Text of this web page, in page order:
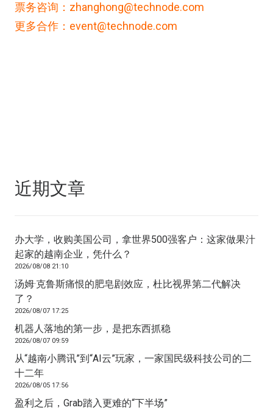
票务咨询：zhanghong@technode.com
更多合作：event@technode.com
近期文章
办大学，收购美国公司，拿世界500强客户：这家做果汁
起家的越南企业，凭什么？
2026/08/08 21:10
汤姆·克鲁斯痛恨的肥皂剧效应，杜比视界第二代解决
了？
2026/08/07 17:25
机器人落地的第一步，是把东西抓稳
2026/08/07 09:59
从“越南小腾讯”到“AI云”玩家，一家国民级科技公司的二
十二年
2026/08/05 17:56
盈利之后，Grab踏入更难的“下半场”